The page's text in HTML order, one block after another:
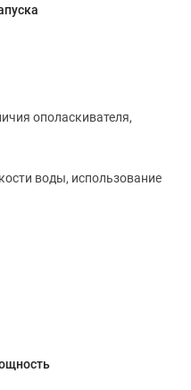
ополаскивателя,
воды, использование